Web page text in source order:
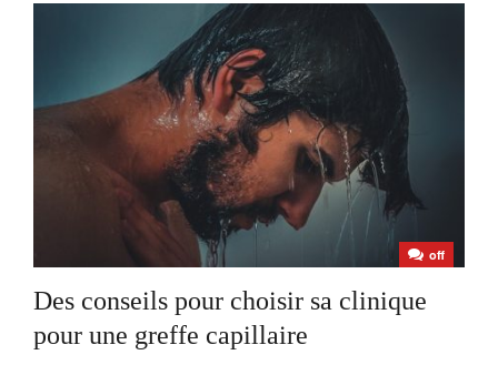
off
Des conseils pour choisir sa clinique
pour une greffe capillaire